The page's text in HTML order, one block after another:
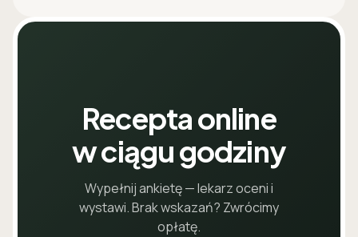
Recepta online
w ciągu godziny
Wypełnij ankietę — lekarz oceni i
wystawi. Brak wskazań? Zwrócimy
opłatę.